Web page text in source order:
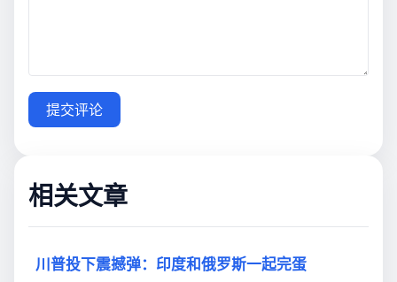
提交评论
相关文章
川普投下震撼弹：印度和俄罗斯一起完蛋